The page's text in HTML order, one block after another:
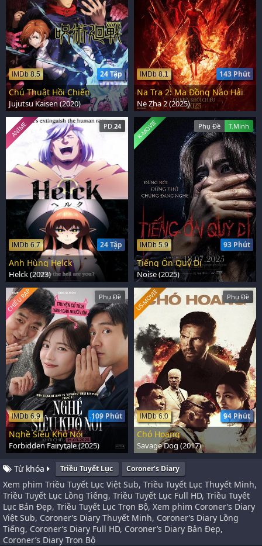
24 Tập
IMDb 8.5
Chú Thuật Hồi Chiến
Jujutsu Kaisen (2020)
143 Phút
IMDb 8.1
Na Tra 2: Ma Đồng Náo Hải
Ne Zha 2 (2025)
PD.24
24 Tập
IMDb 6.7
ANIME
Anh Hùng Helck
Helck (2023)
Phụ Đề T.Minh
93 Phút
IMDb 5.9
K-MOVIE
Tiếng Ồn Quỷ Dị
Noise (2025)
Phụ Đề
109 Phút
IMDb 6.9
CHIẾU RẠP
Nghề Siêu Khó Nói
Forbidden Fairytale (2025)
Phụ Đề
94 Phút
IMDb 6.0
US-MOVIE
Chó Hoang
Savage Dog (2017)
Từ khóa Triều Tuyết Lục Coroner’s Diary
Xem phim Triều Tuyết Lục Việt Sub, Triều Tuyết Lục Thuyết Minh,
Triều Tuyết Lục Lồng Tiếng, Triều Tuyết Lục Full HD, Triều Tuyết
Lục Bản Đẹp, Triều Tuyết Lục Trọn Bộ, Xem phim Coroner’s Diary
Việt Sub, Coroner’s Diary Thuyết Minh, Coroner’s Diary Lồng
Tiếng, Coroner’s Diary Full HD, Coroner’s Diary Bản Đẹp,
Coroner’s Diary Trọn Bộ